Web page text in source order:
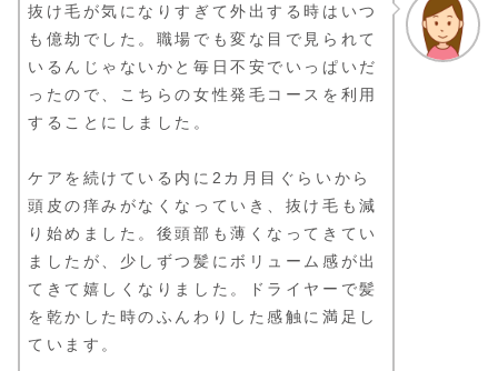
抜け毛が気になりすぎて外出する時はいつ
も億劫でした。職場でも変な目で見られて
いるんじゃないかと毎日不安でいっぱいだ
ったので、こちらの女性発毛コースを利用
することにしました。
ケアを続けている内に2カ月目ぐらいから
頭皮の痒みがなくなっていき、抜け毛も減
り始めました。後頭部も薄くなってきてい
ましたが、少しずつ髪にボリューム感が出
てきて嬉しくなりました。ドライヤーで髪
を乾かした時のふんわりした感触に満足し
ています。